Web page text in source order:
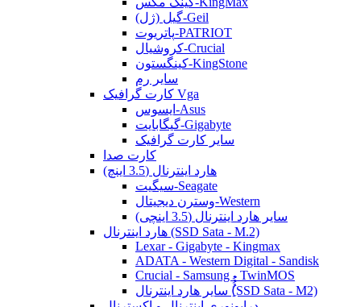
گیل (ژل)-Geil
پاتریوت-PATRIOT
کروشیال-Crucial
کینگستون-KingStone
سایر رم
کارت گرافیک Vga
ایسوس-Asus
گیگابایت-Gigabyte
سایر کارت گرافیک
کارت صدا
هارد اینترنال (3.5 اینچ)
سیگیت-Seagate
وسترن دیجیتال-Western
سایر هارد اینترنال (3.5 اینچی)
هارد اینترنال (SSD Sata - M.2)
Lexar - Gigabyte - Kingmax
ADATA - Western Digital - Sandisk
Crucial - Samsung - TwinMOS
سایر هارد اینترنال (ُُُِSSD Sata - M2)